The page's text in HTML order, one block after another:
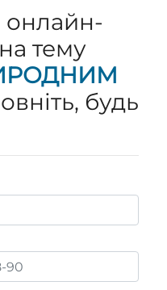
онлайн-
тему
будь